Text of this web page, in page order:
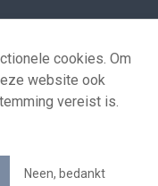
feed
cookies. Om
website ook
vereist is.
Neen, bedankt